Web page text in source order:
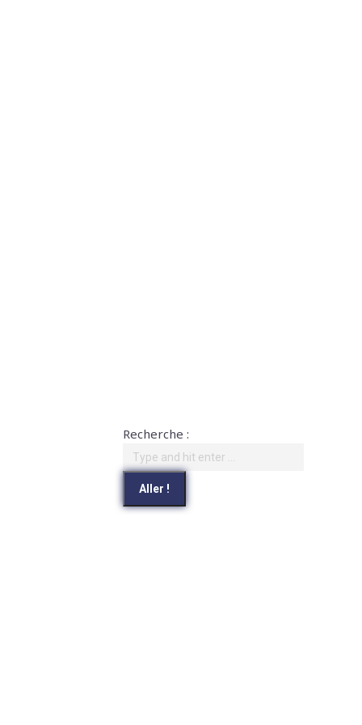
Recherche :